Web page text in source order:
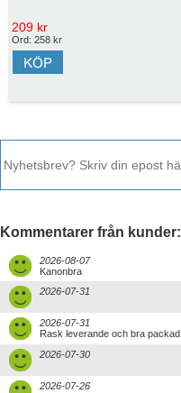
209 kr
Ord: 258 kr
Kommentarer från kunder:
2026-08-07
Kanonbra
2026-07-31
2026-07-31
Rask leverande och bra packad.
2026-07-30
2026-07-26